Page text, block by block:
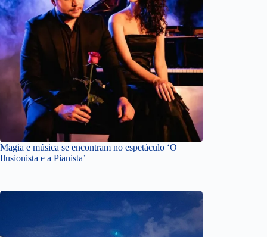
Magia e música se encontram no espetáculo ‘O
Ilusionista e a Pianista’